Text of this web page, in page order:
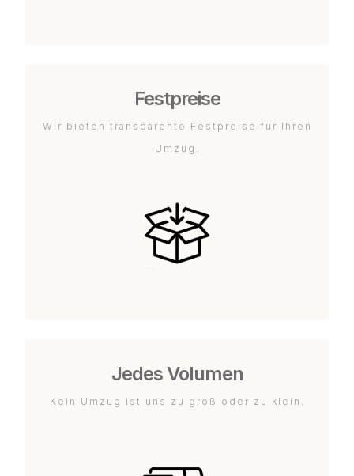
Festpreise
Wir bieten transparente Festpreise für Ihren
Umzug.
Jedes Volumen
Kein Umzug ist uns zu groß oder zu klein.